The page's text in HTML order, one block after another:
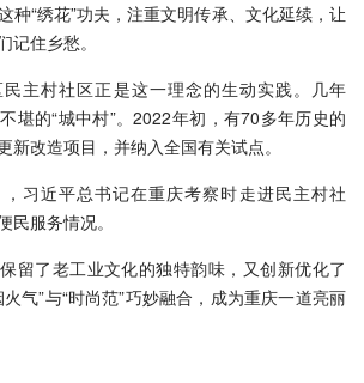
种“绣花”功夫，注重文明传承、文化延续，让
记住乡愁。
主村社区正是这一理念的生动实践。几年
堪的“城中村”。2022年初，有70多年历史的
新改造项目，并纳入全国有关试点。
习近平总书记在重庆考察时走进民主村社
民服务情况。
留了老工业文化的独特韵味，又创新优化了
气”与“时尚范”巧妙融合，成为重庆一道亮丽